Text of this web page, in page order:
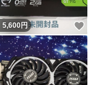
5,600円